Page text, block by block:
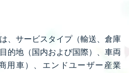
、サービスタイプ（輸送、倉庫
的地（国内および国際）、車両
用車）、エンドユーザー産業